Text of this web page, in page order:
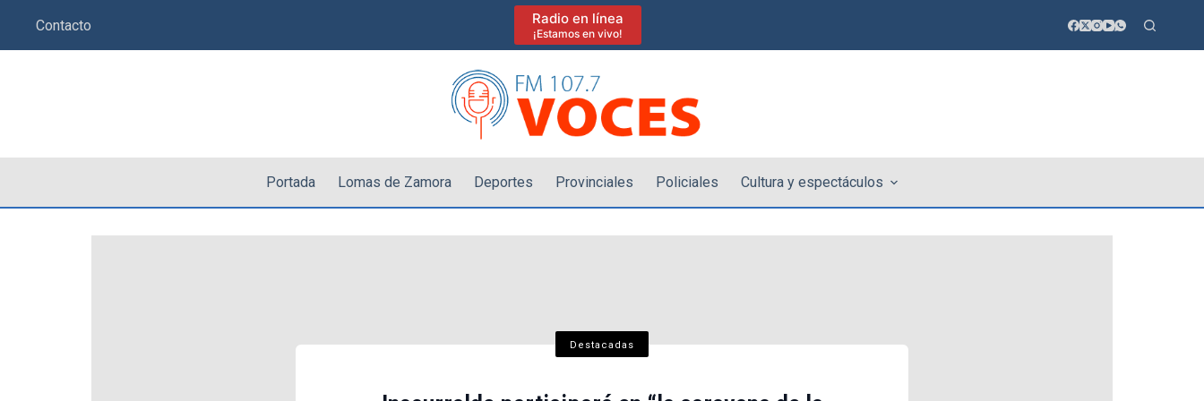
Contacto Radio en línea
¡Estamos en vivo!
Portada Lomas de Zamora Deportes Provinciales Policiales Cultura y espectáculos
Lomas de Zamora
Destacadas
Destacadas
Lomas de Zamora
Lomas de Zamora